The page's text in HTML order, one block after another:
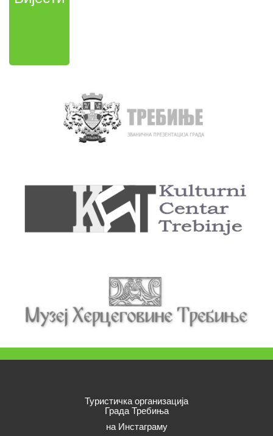
Туристичка организација
Града Требиња
на Инстаграму